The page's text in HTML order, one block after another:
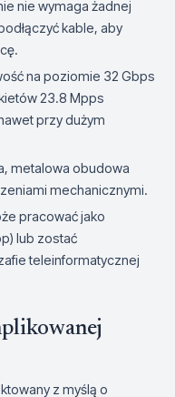
nie wymaga żadnej
kable, aby
na poziomie 32 Gbps
23.8 Mpps
przy dużym
metalowa obudowa
mechanicznymi.
pracować jako
lub zostać
teleinformatycznej
z myślą o